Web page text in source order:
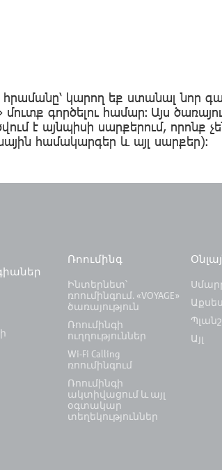
կարող եք ստանալ նոր
գործելու համար։ Այս
է այնպիսի սարքերում, որոնք
համակարգեր և այլ սարքեր)։
Ռոումինգ
Ինտերնետ՝
ռոումինգում. «VOYAGE»
ծառայություն
Ռոումինգի
ուղղություններ
Wi-Fi Calling
ռոումինգում
Ռոումինգի
ակտիվացում և այլ
օգտակար
տեղեկություններ
Այլ